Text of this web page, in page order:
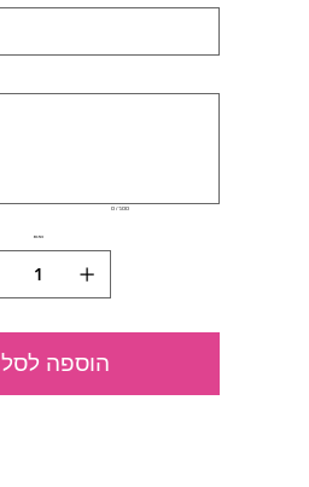
0 / 500
כמות
הוספה לסל